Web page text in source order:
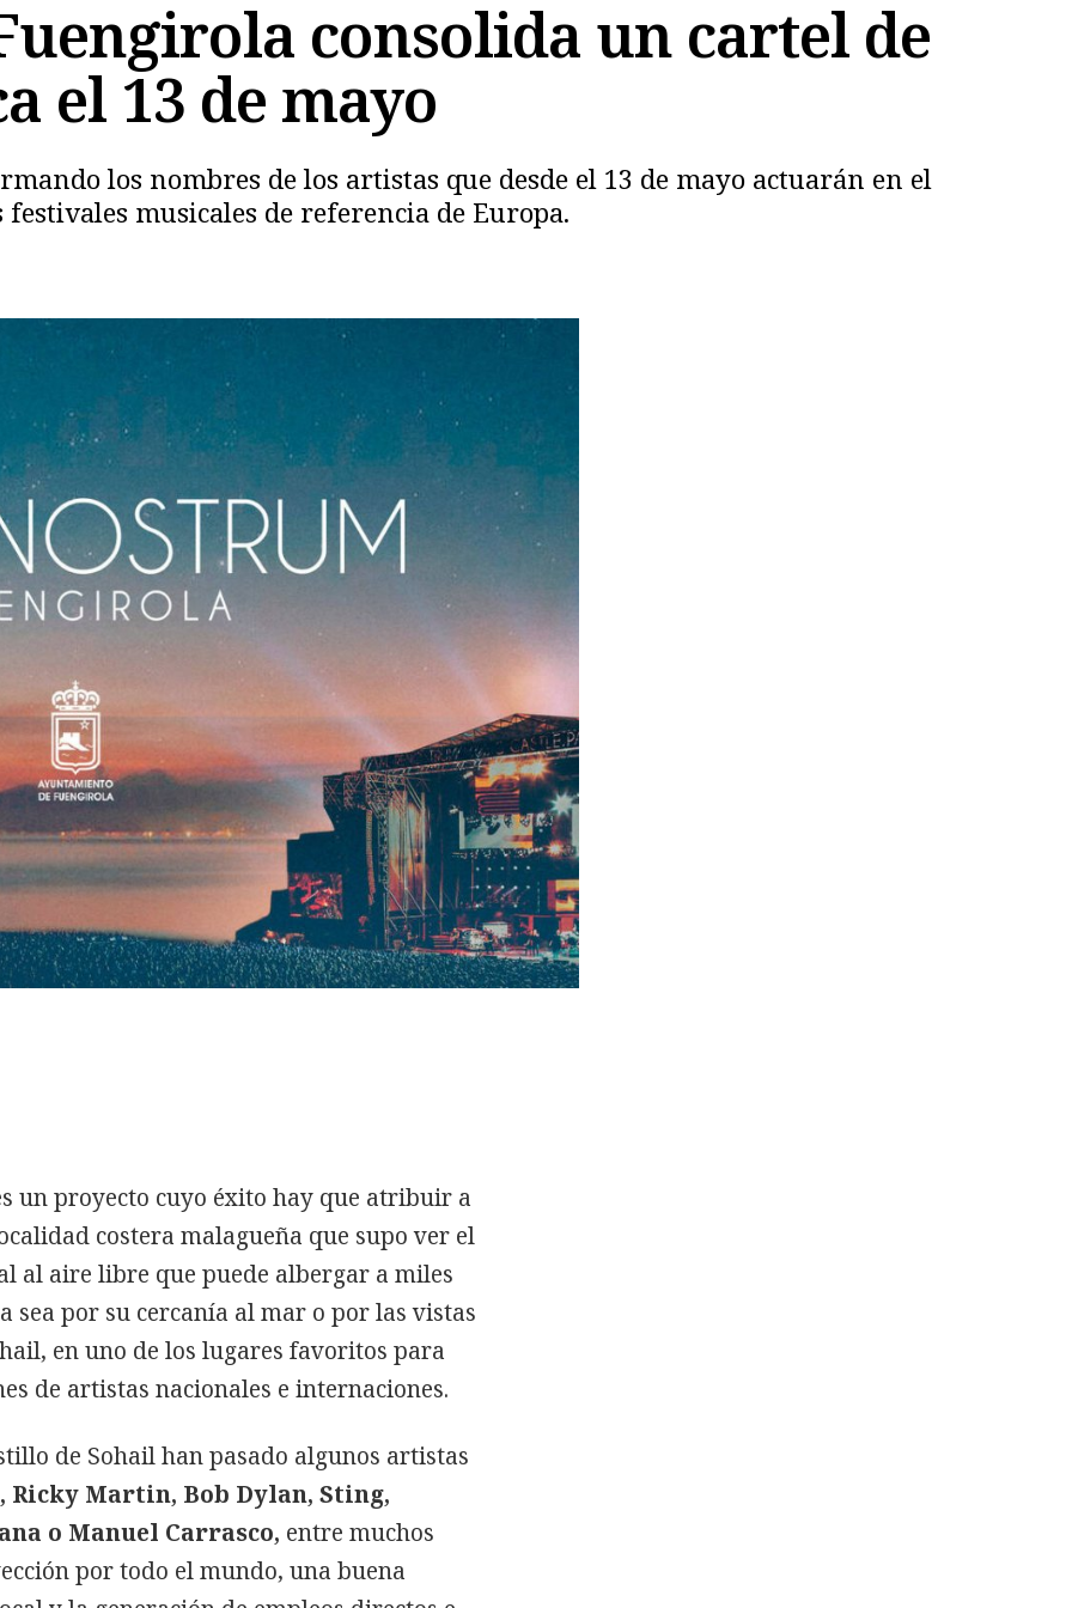
consolida un cartel de
el 13 de mayo
los nombres de los artistas que desde el 13 de mayo actuarán en el
musicales de referencia de Europa.
un proyecto cuyo éxito hay que atribuir a
costera malagueña que supo ver el
al aire libre que puede albergar a miles
sea por su cercanía al mar o por las vistas
en uno de los lugares favoritos para
de artistas nacionales e internaciones.
de Sohail han pasado algunos artistas
Ricky Martin, Bob Dylan, Sting,
o Manuel Carrasco, entre muchos
por todo el mundo, una buena